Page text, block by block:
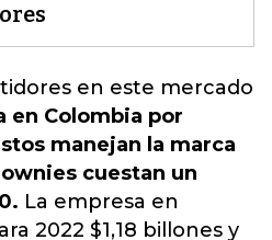
en este mercado
en Colombia por
manejan la marca
cuestan un
La empresa en
2022 $1,18 billones y